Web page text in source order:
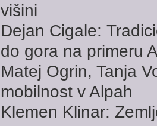
višini
Dejan Cigale:
do gora na primeru
Matej Ogrin, Tanja
mobilnost v Alpah
Klemen Klinar: